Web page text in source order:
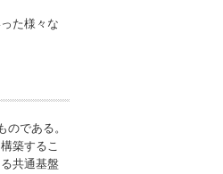
た様々な
である。
築するこ
共通基盤